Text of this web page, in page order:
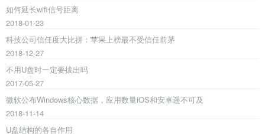
如何延长wifi信号距离
2018-01-23
科技公司信任度大比拼：苹果上榜最不受信任前茅
2018-12-27
不用U盘时一定要拔出吗
2017-05-27
微软公布Windows核心数据，应用数量iOS和安卓遥不可及
2018-11-14
U盘结构的各自作用